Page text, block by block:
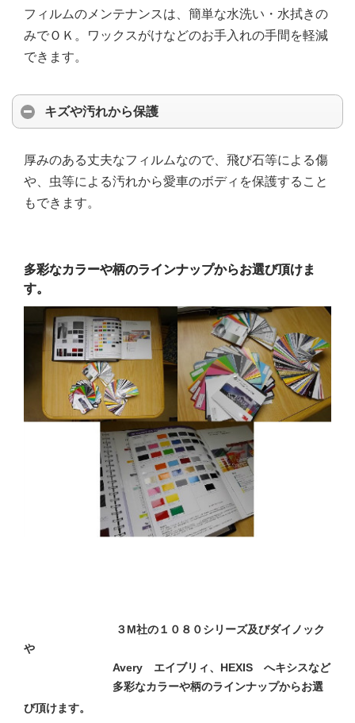
フィルムのメンテナンスは、簡単な水洗い・水拭きの
みでＯＫ。ワックスがけなどのお手入れの手間を軽減
できます。
キズや汚れから保護
厚みのある丈夫なフィルムなので、飛び石等による傷
や、虫等による汚れから愛車のボディを保護すること
もできます。
多彩なカラーや柄のラインナップからお選び頂けま
す。
３M社の１０８０シリーズ及びダイノック
や
Avery エイブリィ、HEXIS へキシスなど
多彩なカラーや柄のラインナップからお選
び頂けます。